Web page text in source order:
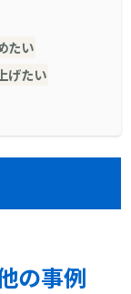
たい
げたい
の事例